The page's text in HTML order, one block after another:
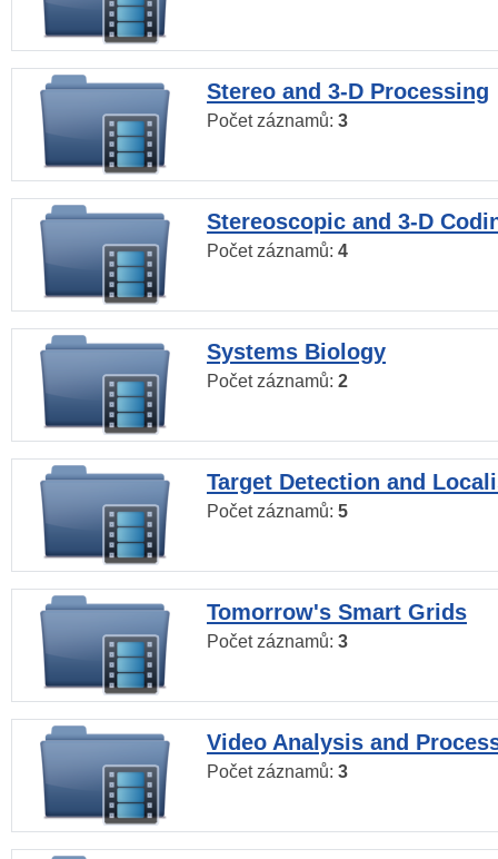
Stereo and 3-D Processing
Počet záznamů: 3
Stereoscopic and 3-D
Počet záznamů: 4
Systems Biology
Počet záznamů: 2
Target Detection and
Počet záznamů: 5
Tomorrow's Smart Grids
Počet záznamů: 3
Video Analysis and
Počet záznamů: 3